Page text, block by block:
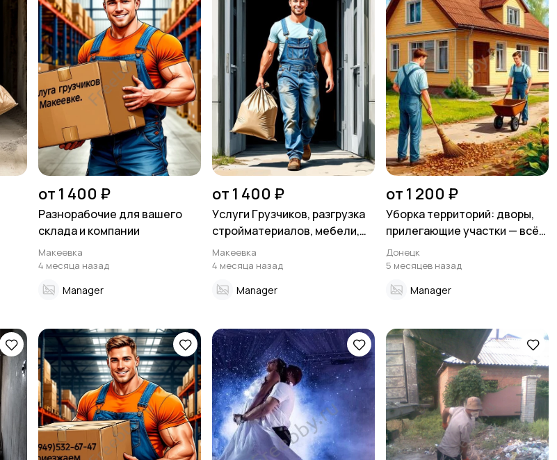
от 1 400 ₽
Разнорабочие для вашего
склада и компании
Макеевка
4 месяца назад
Manager
от 1 400 ₽
Уcлуги Гpузчиков, pазгрузка
стpоймaтеpиалoв, мебели,
подъём на этажи.
Макеевка
4 месяца назад
Manager
от 1 200 ₽
Уборка территорий: дворы,
прилегающие участки — всё
будет убрано.
Донецк
5 месяцев назад
Manager